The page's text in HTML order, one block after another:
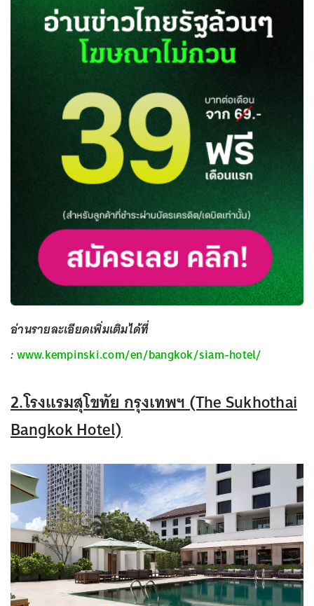
อ่านรายละเอียดเพิ่มเติมได้ที่
:www.kempinski.com/en/bangkok/siam-hotel/
2.โรงแรมสุโขทัย กรุงเทพฯ (The Sukhothai
Bangkok Hotel)